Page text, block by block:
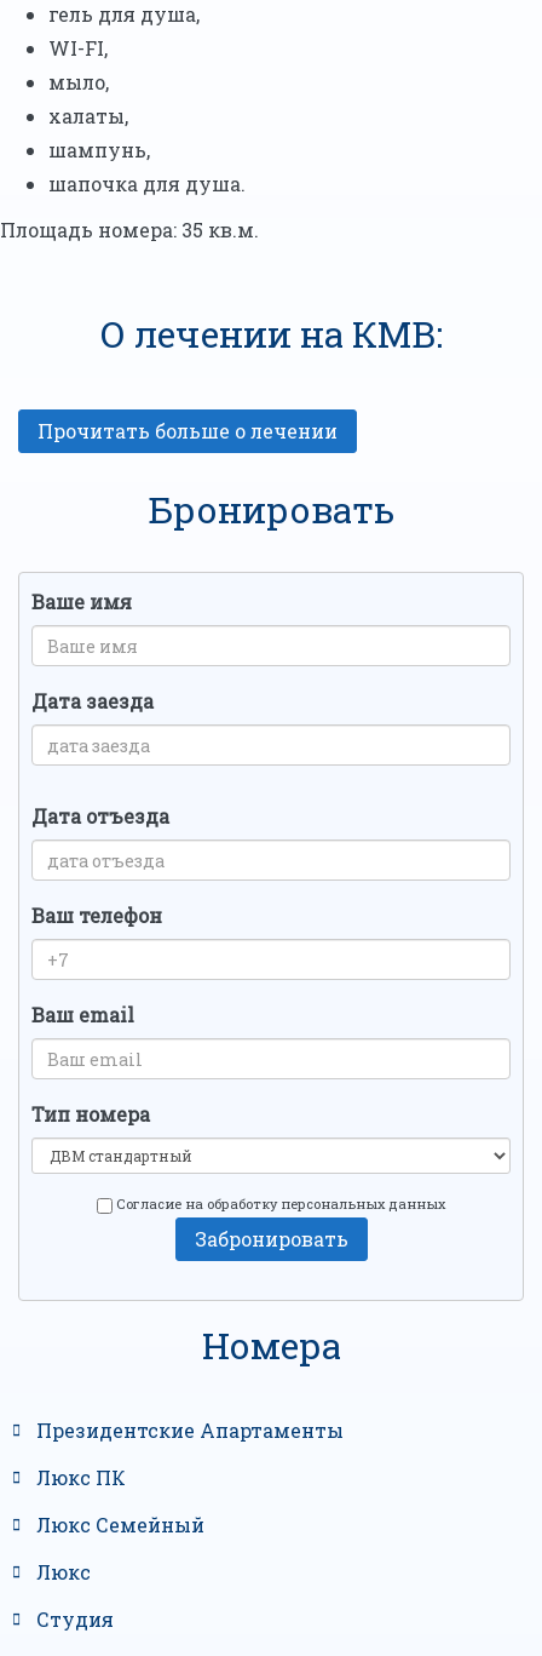
гель для душа,
WI-FI,
мыло,
халаты,
шампунь,
шапочка для душа.
Площадь номера: 35 кв.м.
О лечении на КМВ:
Бронировать
Ваше имя
Дата заезда
Дата отъезда
Ваш телефон
Ваш email
Тип номера
Согласие на обработку персональных данных
Забронировать
Номера
Президентские Апартаменты
Люкс ПК
Люкс Семейный
Люкс
Студия